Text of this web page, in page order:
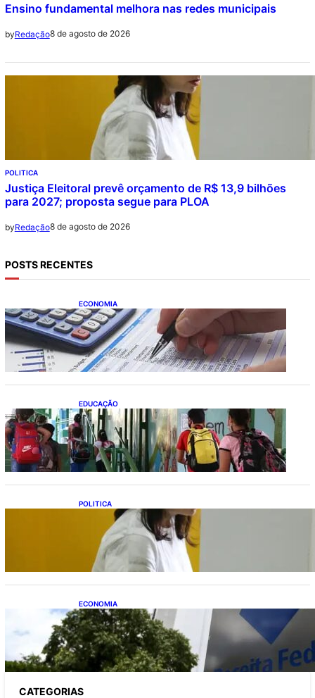
Ensino fundamental melhora nas redes municipais
byRedação8 de agosto de 2026
POLITICA
Justiça Eleitoral prevê orçamento de R$ 13,9 bilhões
para 2027; proposta segue para PLOA
byRedação8 de agosto de 2026
POSTS RECENTES
ECONOMIA
Busca dos brasileiros por crédito cresce
16,5%; Mato Grosso lidera ranking entre
estados
EDUCAÇÃO
Ensino fundamental melhora nas redes
municipais
POLITICA
Justiça Eleitoral prevê orçamento de R$ 13,9
bilhões para 2027; proposta segue para
PLOA
ECONOMIA
Receita Federal: novo cronograma da
reforma tributária amplia prazo para o
Simples Nacional
CATEGORIAS